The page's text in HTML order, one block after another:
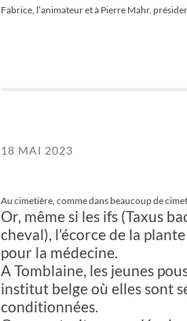
Fabrice, l’animateur et à Pierre Mahr,
18 MAI 2023
Au cimetière, comme dans beaucoup de
Or, même si les ifs (Taxus
cheval), l’écorce de la
pour la médecine.
A Tomblaine, les jeunes
institut belge où elles sont
conditionnées.